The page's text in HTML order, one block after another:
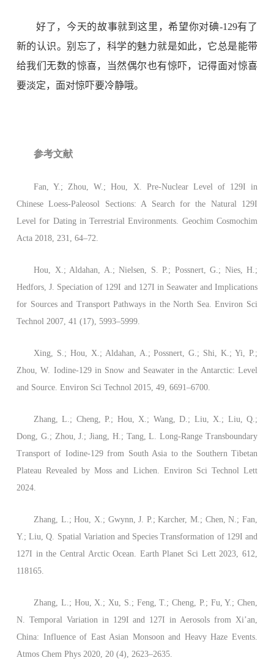
好了，今天的故事就到这里，希望你对碘-129有了
新的认识。别忘了，科学的魅力就是如此，它总是能带
给我们无数的惊喜，当然偶尔也有惊吓，记得面对惊喜
要淡定，面对惊吓要冷静哦。
参考文献
Fan, Y.; Zhou, W.; Hou, X. Pre-Nuclear Level of 129I in
Chinese Loess-Paleosol Sections: A Search for the Natural 129I
Level for Dating in Terrestrial Environments. Geochim Cosmochim
Acta 2018, 231, 64–72.
Hou, X.; Aldahan, A.; Nielsen, S. P.; Possnert, G.; Nies, H.;
Hedfors, J. Speciation of 129I and 127I in Seawater and Implications
for Sources and Transport Pathways in the North Sea. Environ Sci
Technol 2007, 41 (17), 5993–5999.
Xing, S.; Hou, X.; Aldahan, A.; Possnert, G.; Shi, K.; Yi, P.;
Zhou, W. Iodine-129 in Snow and Seawater in the Antarctic: Level
and Source. Environ Sci Technol 2015, 49, 6691–6700.
Zhang, L.; Cheng, P.; Hou, X.; Wang, D.; Liu, X.; Liu, Q.;
Dong, G.; Zhou, J.; Jiang, H.; Tang, L. Long-Range Transboundary
Transport of Iodine-129 from South Asia to the Southern Tibetan
Plateau Revealed by Moss and Lichen. Environ Sci Technol Lett
2024.
Zhang, L.; Hou, X.; Gwynn, J. P.; Karcher, M.; Chen, N.; Fan,
Y.; Liu, Q. Spatial Variation and Species Transformation of 129I and
127I in the Central Arctic Ocean. Earth Planet Sci Lett 2023, 612,
118165.
Zhang, L.; Hou, X.; Xu, S.; Feng, T.; Cheng, P.; Fu, Y.; Chen,
N. Temporal Variation in 129I and 127I in Aerosols from Xi’an,
China: Influence of East Asian Monsoon and Heavy Haze Events.
Atmos Chem Phys 2020, 20 (4), 2623–2635.